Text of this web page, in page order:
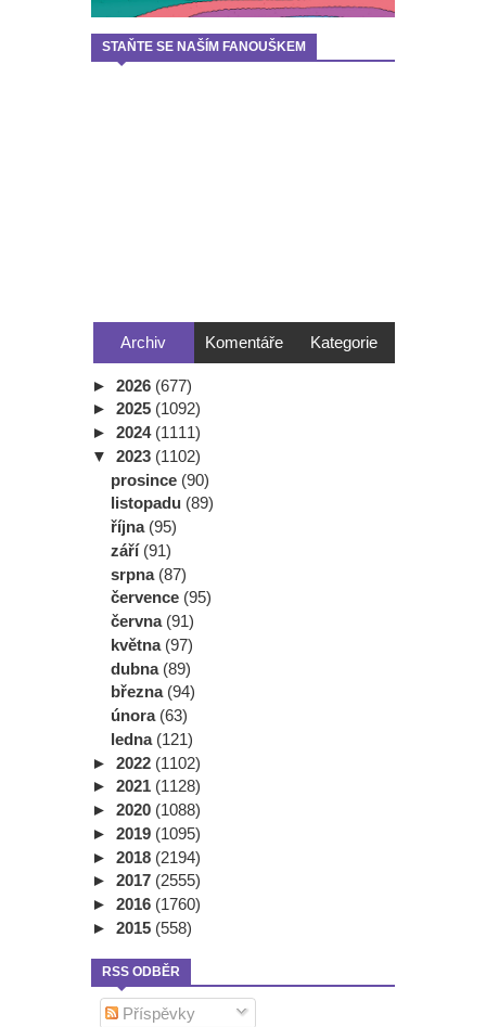
STAŇTE SE NAŠÍM FANOUŠKEM
Archiv Komentáře Kategorie
► 2026 (677)
► 2025 (1092)
► 2024 (1111)
▼ 2023 (1102)
prosince (90)
listopadu (89)
října (95)
září (91)
srpna (87)
července (95)
června (91)
května (97)
dubna (89)
března (94)
února (63)
ledna (121)
► 2022 (1102)
► 2021 (1128)
► 2020 (1088)
► 2019 (1095)
► 2018 (2194)
► 2017 (2555)
► 2016 (1760)
► 2015 (558)
RSS ODBĚR
Příspěvky